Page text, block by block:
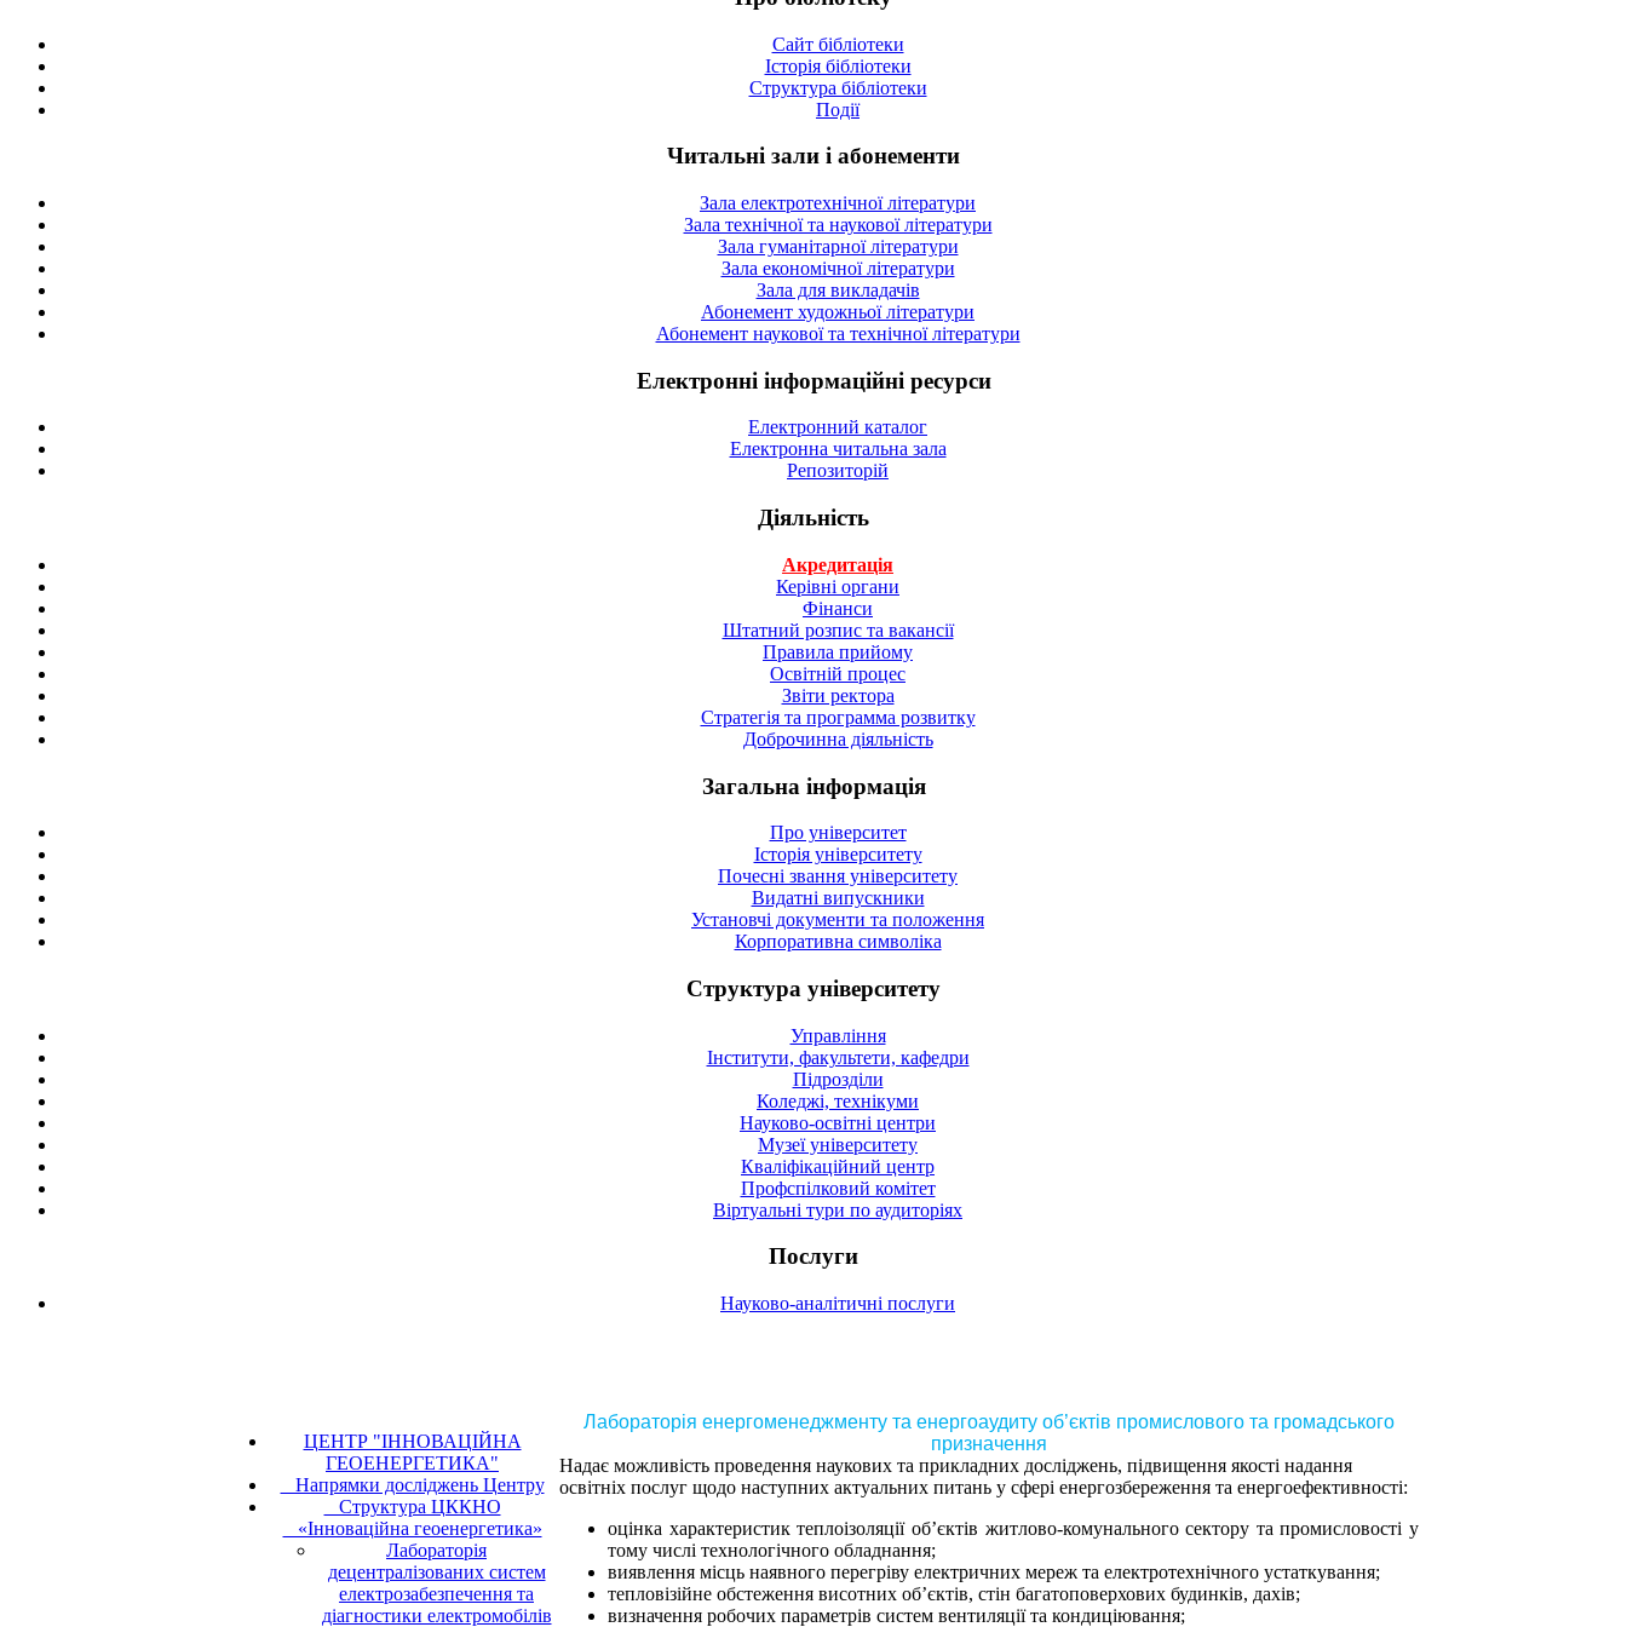
Сайт бібліотеки
Історія бібліотеки
Структура бібліотеки
Події
Читальні зали і абонементи
Зала електротехнічної літератури
Зала технічної та наукової літератури
Зала гуманітарної літератури
Зала економічної літератури
Зала для викладачів
Абонемент художньої літератури
Абонемент наукової та технічної літератури
Електронні інформаційні ресурси
Електронний каталог
Електронна читальна зала
Репозиторій
Діяльність
Акредитація
Керівні органи
Фінанси
Штатний розпис та вакансії
Правила прийому
Освітній процес
Звіти ректора
Стратегія та программа розвитку
Доброчинна діяльність
Загальна інформація
Про університет
Історія університету
Почесні звання університету
Видатні випускники
Установчі документи та положення
Корпоративна символiка
Структура університету
Управління
Інститути, факультети, кафедри
Підрозділи
Коледжі, технікуми
Науково-освітні центри
Музеї університету
Кваліфікаційний центр
Профспілковий комітет
Віртуальні тури по аудиторіях
Послуги
Науково-аналітичні послуги
ЦЕНТР "ІННОВАЦІЙНА
ГЕОЕНЕРГЕТИКА"
Напрямки досліджень Центру
Структура ЦККНО
«Інноваційна геоенергетика»
Лабораторія
децентралізованих систем
електрозабезпечення та
діагностики електромобілів
Лабораторія енергоменеджменту та енергоаудиту об’єктів промислового та громадського
призначення
Надає можливість проведення наукових та прикладних досліджень, підвищення якості надання
освітніх послуг щодо наступних актуальних питань у сфері енергозбереження та енергоефективності:
оцінка характеристик теплоізоляції об’єктів житлово-комунального сектору та промисловості у
тому числі технологічного обладнання;
виявлення місць наявного перегріву електричних мереж та електротехнічного устаткування;
тепловізійне обстеження висотних об’єктів, стін багатоповерхових будинків, дахів;
визначення робочих параметрів систем вентиляції та кондиціювання;